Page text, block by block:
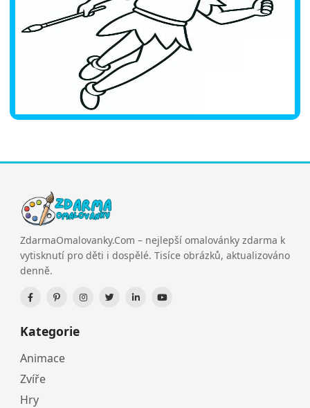
ZdarmaOmalovanky.Com – nejlepší omalovánky zdarma k
vytisknutí pro děti i dospělé. Tisíce obrázků, aktualizováno
denně.
Kategorie
Animace
Zvíře
Hry